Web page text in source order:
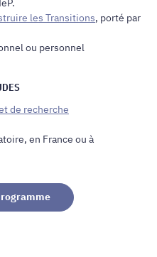
les Transitions, porté par
ou personnel
de recherche
en France ou à